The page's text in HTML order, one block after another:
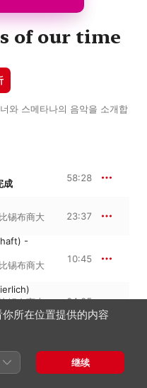
of our time
와 스메타나의 음악을 소개합
成 58:28
锡布商大
23:37
-
锡布商大
10:45
锡布商大
24:05
剧交响曲 1:14:38
所在位置提供的内容
继续